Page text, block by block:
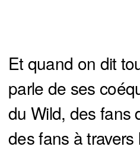
Et quand on dit
parle de ses
du Wild, des fans
des fans à travers